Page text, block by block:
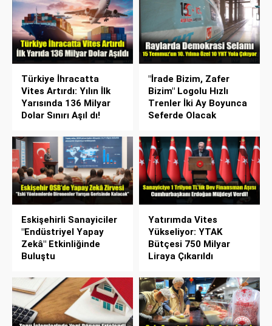
Türkiye İhracatta
Vites Artırdı: Yılın İlk
Yarısında 136 Milyar
Dolar Sınırı Aşıl dı!
"İrade Bizim, Zafer
Bizim" Logolu Hızlı
Trenler İki Ay Boyunca
Seferde Olacak
Eskişehirli Sanayiciler
"Endüstriyel Yapay
Zekâ" Etkinliğinde
Buluştu
Yatırımda Vites
Yükseliyor: YTAK
Bütçesi 750 Milyar
Liraya Çıkarıldı